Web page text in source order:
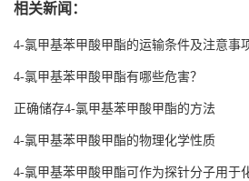
相关新闻：
4-氯甲基苯甲酸甲酯的运输条件及注意事
4-氯甲基苯甲酸甲酯有哪些危害？
正确储存4-氯甲基苯甲酸甲酯的方法
4-氯甲基苯甲酸甲酯的物理化学性质
4-氯甲基苯甲酸甲酯可作为探针分子用于